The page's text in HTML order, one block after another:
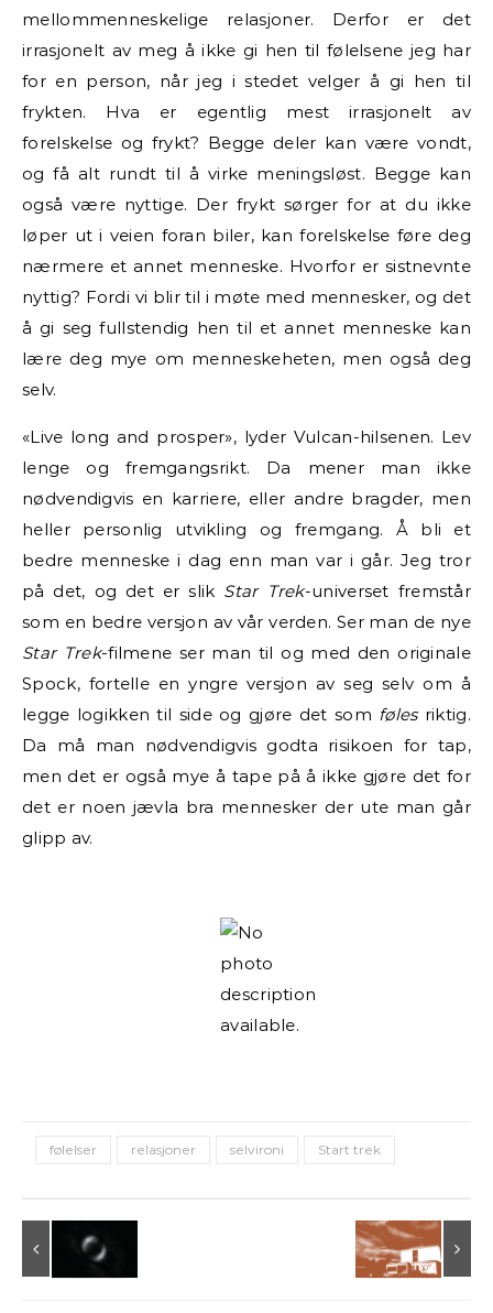
mellommenneskelige relasjoner. Derfor er det
irrasjonelt av meg å ikke gi hen til følelsene jeg har
for en person, når jeg i stedet velger å gi hen til
frykten. Hva er egentlig mest irrasjonelt av
forelskelse og frykt? Begge deler kan være vondt,
og få alt rundt til å virke meningsløst. Begge kan
også være nyttige. Der frykt sørger for at du ikke
løper ut i veien foran biler, kan forelskelse føre deg
nærmere et annet menneske. Hvorfor er sistnevnte
nyttig? Fordi vi blir til i møte med mennesker, og det
å gi seg fullstendig hen til et annet menneske kan
lære deg mye om menneskeheten, men også deg
selv.
«Live long and prosper», lyder Vulcan-hilsenen. Lev
lenge og fremgangsrikt. Da mener man ikke
nødvendigvis en karriere, eller andre bragder, men
heller personlig utvikling og fremgang. Å bli et
bedre menneske i dag enn man var i går. Jeg tror
på det, og det er slik Star Trek-universet fremstår
som en bedre versjon av vår verden. Ser man de nye
Star Trek-filmene ser man til og med den originale
Spock, fortelle en yngre versjon av seg selv om å
legge logikken til side og gjøre det som følesriktig.
Da må man nødvendigvis godta risikoen for tap,
men det er også mye å tape på å ikke gjøre det for
det er noen jævla bra mennesker der ute man går
glipp av.
følelser relasjoner selvironi Start trek